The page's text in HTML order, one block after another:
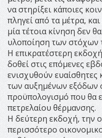
να στηρίξει κάποιες
πληγεί από τα μέτρα,
μία τέτοια κίνηση δεν
υλοποίηση των στόχων
Η επικρατέστερη
δοθεί στις επόμενες
ενισχυθούν ευαίσθητες
των αυξημένων εξόδων
προϋπολογισμό που θα
πετρελαίου θέρμανσης.
Η δεύτερη εκδοχή, την
περισσότερο